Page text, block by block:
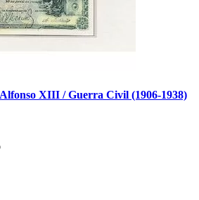
XIII / Guerra Civil (1906-1938)